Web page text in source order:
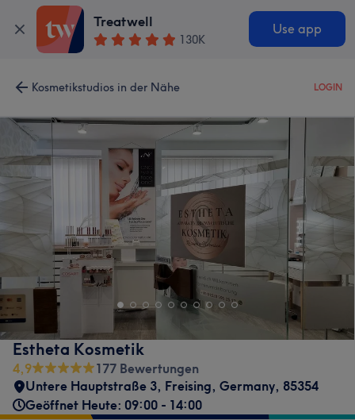
Treatwell
130K
Use app
Kosmetikstudios in der Nähe LOGIN
Estheta Kosmetik
4,9
177 Bewertungen
Untere Hauptstraße 3, Freising, Germany, 85354
Geöffnet Heute: 09:00 - 14:00